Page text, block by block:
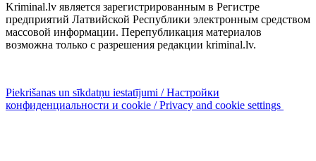
Kriminal.lv является зарегистрированным в Регистре
предприятий Латвийской Республики электронным средством
массовой информации. Перепубликация материалов
возможна только с разрешения редакции kriminal.lv.
Piekrišanas un sīkdatņu iestatījumi / Настройки
конфиденциальности и cookie / Privacy and cookie settings